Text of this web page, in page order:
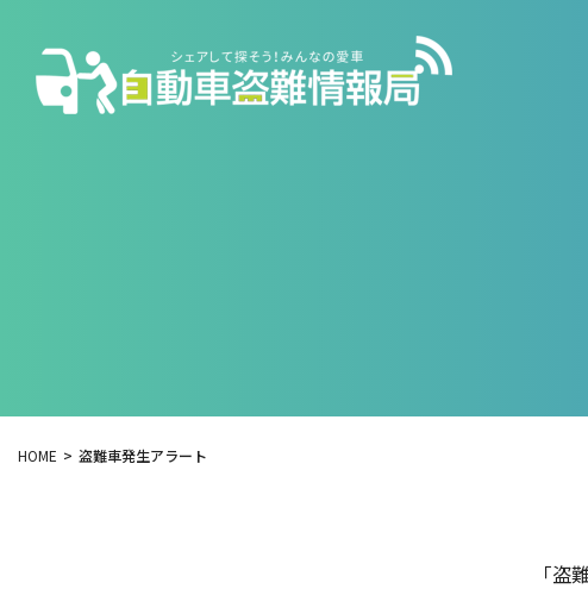
HOME 盗難車発生アラート
「盗